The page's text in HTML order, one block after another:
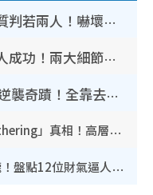
簡淑兒染金毛剪短頭髮氣質判若兩人！嚇壞老公麥大力都認唔出：「你做咩事？」
湯洛雯傳終於有好消息造人成功！兩大細節曝孕味極濃惹猜測：大肚婆先會咁！
五索親揭10年前負債人生逆襲奇蹟！全靠去一地方轉運後即遇上馬先生
林芊妤親解12年前「殘廁Gathering」真相！高層解約一句話重創尊嚴至今拒返TVB
《愛回家》隱形富豪臥虎藏龍！盤點12位財氣逼人的有錢藝人：呢位靚女3億身家唔憂做